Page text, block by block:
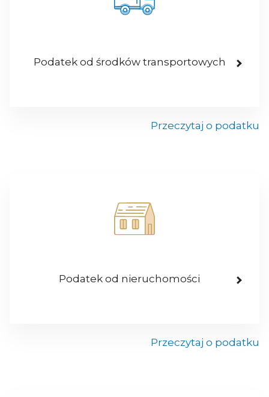
Podatek od środków transportowych
Przeczytaj o podatku
Podatek od nieruchomości
Przeczytaj o podatku